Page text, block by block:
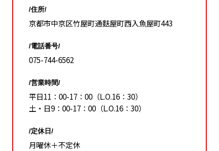
/住所/
京都市中京区竹屋町通麩屋町西入魚屋町443
/電話番号/
075-744-6562
/営業時間/
平日11：00-17：00（L.O.16：30）
土・日9：00-17：00（L.O.16：30）
/定休日/
月曜休＋不定休